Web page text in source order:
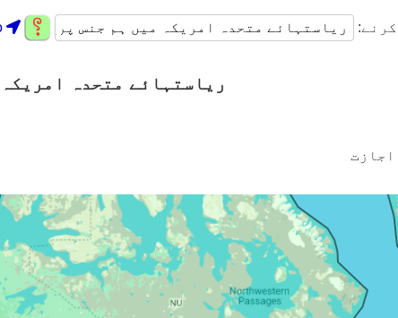
کرنے:
ریاستہائے متحدہ
اجازت